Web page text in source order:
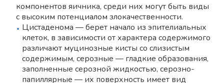
компонентов яичника, среди них могут быть виды
с высоким потенциалом злокачественности.
Цистаденома — берет начало из эпителиальных
клеток, в зависимости от характера содержимого
различают муцинозные кисты со слизистым
содержимым, серозные — гладкие образования,
заполненные серозной жидкостью, серозно-
папиллярные — их поверхность имеет вид